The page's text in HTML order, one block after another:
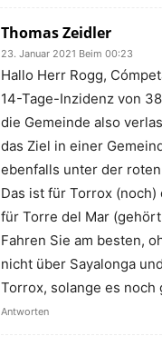
Thomas Zeidler
23. Januar 2021 Beim 00:23
Hallo Herr Rogg,
14-Tage-Inzidenz von
die Gemeinde also
das Ziel in einer
ebenfalls unter der
Das ist für Torrox
für Torre del Mar
Fahren Sie am besten,
nicht über Sayalonga
Torrox, solange es noch
Antworten